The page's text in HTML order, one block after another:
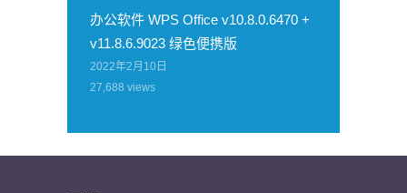
办公软件 WPS Office v10.8.0.6470 +
v11.8.6.9023 绿色便携版
2022年2月10日
27,688 views